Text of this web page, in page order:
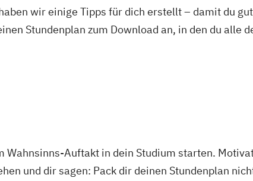
wir einige Tipps für dich erstellt – damit du
Stundenplan zum Download an, in den du alle
Auftakt in dein Studium starten.
und dir sagen: Pack dir deinen Stundenplan